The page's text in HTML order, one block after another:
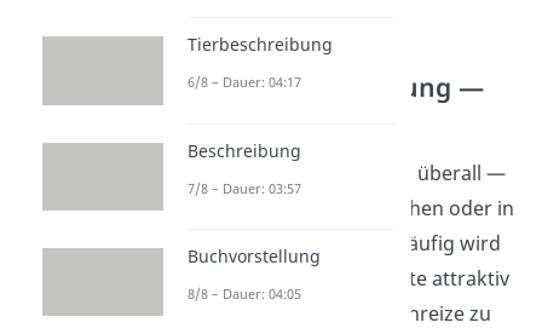
Musterformulierung —
Werbung begegnet uns überall —
auf Plakaten, im Fernsehen oder in
den sozialen Medien. Häufig wird
sie genutzt, um Produkte attraktiv
darzustellen und Kaufanreize zu
Tierbeschreibung
6/8 – Dauer: 04:17
Beschreibung
7/8 – Dauer: 03:57
Buchvorstellung
8/8 – Dauer: 04:05